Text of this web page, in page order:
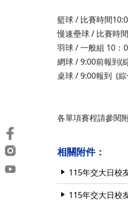
籃球 / 比賽時間
慢速壘球 / 比賽時
羽球 / 一般組 10：
網球 / 9:00前報到(
桌球 / 9:00報到 (
各單項賽程請參閱
相關附件：
115年交大日校
115年交大日校